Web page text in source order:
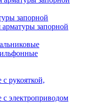
запорной
запорной
рукояткой,
электроприводом